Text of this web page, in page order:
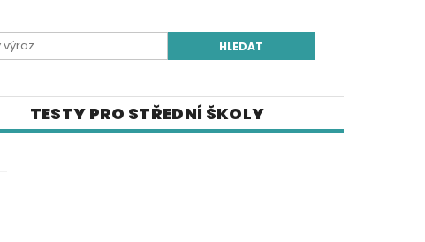
TESTY PRO STŘEDNÍ ŠKOLY